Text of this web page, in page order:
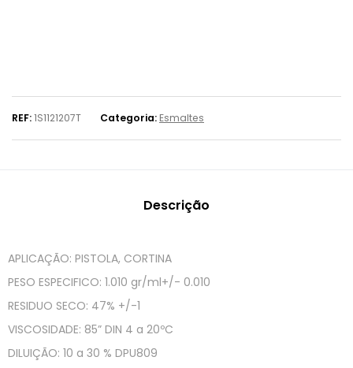
REF:1S1121207T Categoria: Esmaltes
Descrição
APLICAÇÃO: PISTOLA, CORTINA
PESO ESPECIFICO: 1.010 gr/ml+/- 0.010
RESIDUO SECO: 47% +/-1
VISCOSIDADE: 85” DIN 4 a 20ºC
DILUIÇÃO: 10 a 30 % DPU809